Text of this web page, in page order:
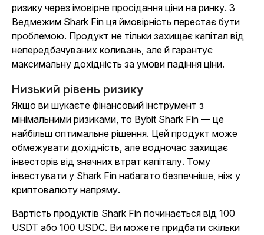
ризику через імовірне просідання ціни на ринку. З
Ведмежим Shark Fin ця ймовірність перестає бути
проблемою. Продукт не тільки захищає капітал від
непередбачуваних коливань, але й гарантує
максимальну дохідність за умови падіння ціни.
Низький рівень ризику
Якщо ви шукаєте фінансовий інструмент з
мінімальними ризиками, то Bybit Shark Fin — це
найбільш оптимальне рішення. Цей продукт може
обмежувати дохідність, але водночас захищає
інвесторів від значних втрат капіталу. Тому
інвестувати у Shark Fin набагато безпечніше, ніж у
криптовалюту напряму.
Вартість продуктів Shark Fin починається від 100
USDT або 100 USDC. Ви можете придбати скільки